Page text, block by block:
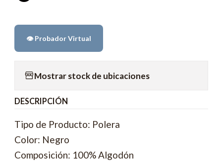
👁️ Probador Virtual
Mostrar stock de ubicaciones
DESCRIPCIÓN
Tipo de Producto: Polera
Color: Negro
Composición: 100% Algodón